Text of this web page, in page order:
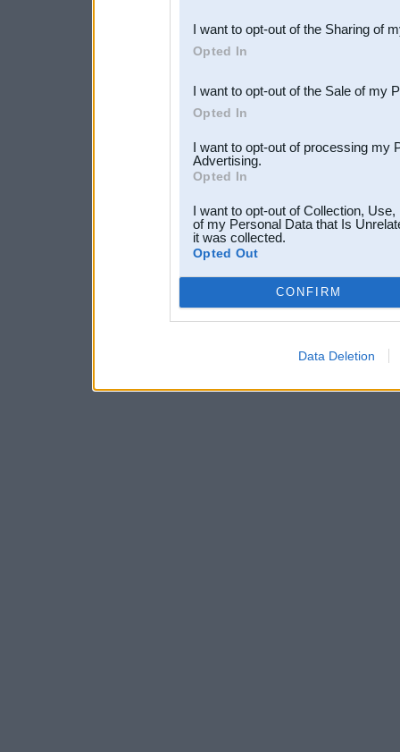
Downstream Participants
third parties.
I want to opt-out of the Sharing of
Opted In
I want to opt-out of the Sale of my
Opted In
I want to opt-out of processing my
Advertising.
Opted In
I want to opt-out of Collection,
of my Personal Data that Is
it was collected.
Opted Out
CONFIRM
Data Deletion